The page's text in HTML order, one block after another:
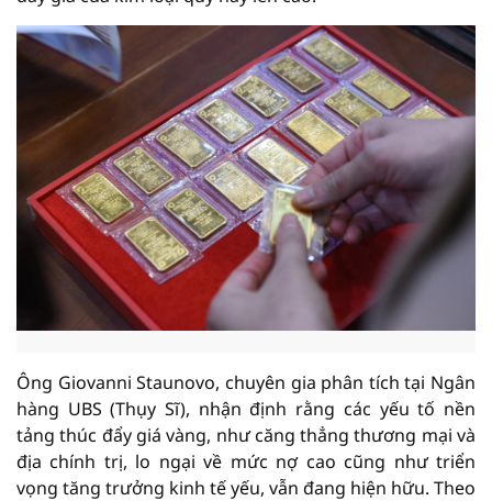
Ông Giovanni Staunovo, chuyên gia phân tích tại Ngân
hàng UBS (Thụy Sĩ), nhận định rằng các yếu tố nền
tảng thúc đẩy giá vàng, như căng thẳng thương mại và
địa chính trị, lo ngại về mức nợ cao cũng như triển
vọng tăng trưởng kinh tế yếu, vẫn đang hiện hữu. Theo